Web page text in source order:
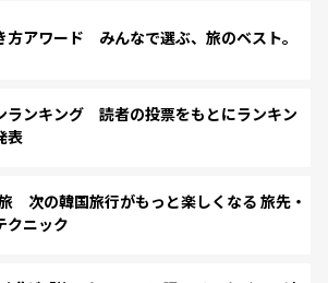
方アワード みんなで選ぶ、旅のベスト。
ランキング 読者の投票をもとにランキン
表
次の韓国旅行がもっと楽しくなる 旅先・
クニック